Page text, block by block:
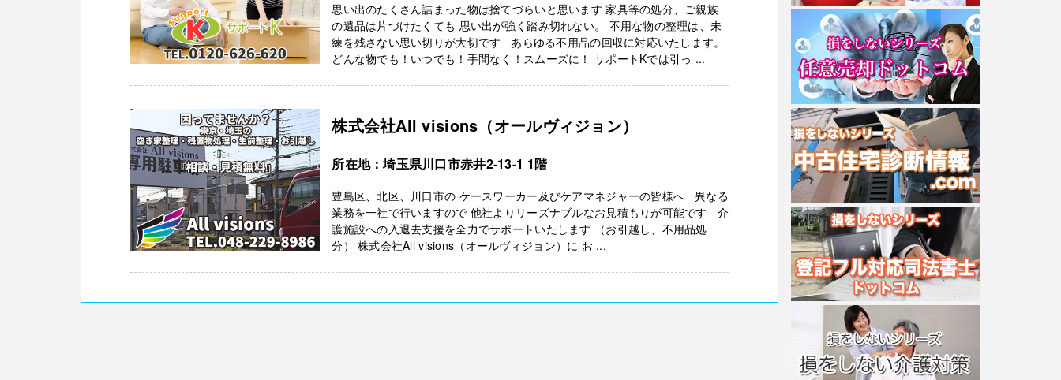
思い出のたくさん詰まった物は捨てづらいと思います 家具等の処分、ご親族
の遺品は片づけたくても 思い出が強く踏み切れない。 不用な物の整理は、未
練を残さない思い切りが大切です あらゆる不用品の回収に対応いたします。
どんな物でも！いつでも！手間なく！スムーズに！ サポートKでは引っ ...
株式会社All visions（オールヴィジョン）
所在地：埼玉県川口市赤井2‐13‐1 1階
豊島区、北区、川口市の ケースワーカー及びケアマネジャーの皆様へ 異なる
業務を一社で行いますので 他社よりリーズナブルなお見積もりが可能です 介
護施設への入退去支援を全力でサポートいたします （お引越し、不用品処
分） 株式会社All visions（オールヴィジョン）に お ...